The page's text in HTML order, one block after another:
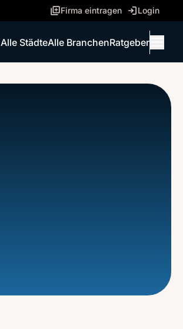
Firma eintragen Login
Alle StädteAlle BranchenRatgeber